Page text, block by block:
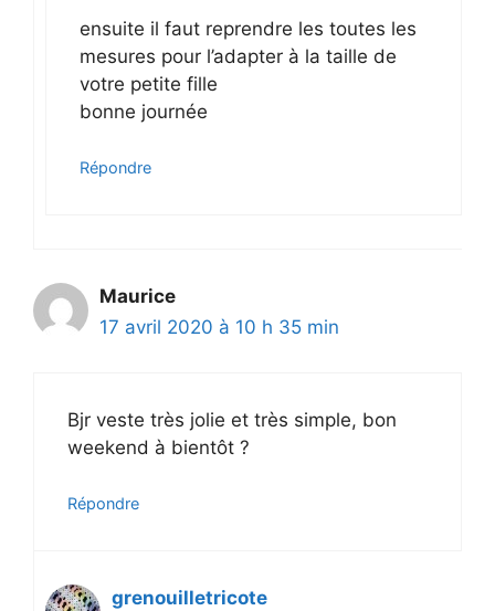
ensuite il faut reprendre les toutes les
mesures pour l’adapter à la taille de
votre petite fille
bonne journée
Répondre
Maurice
17 avril 2020 à 10 h 35 min
Bjr veste très jolie et très simple, bon
weekend à bientôt ?
Répondre
grenouilletricote